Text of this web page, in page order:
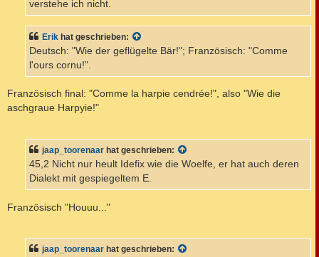
verstehe ich nicht.
Erik hat geschrieben:
Deutsch: "Wie der geflügelte Bär!"; Französisch: "Comme
l'ours cornu!".
Französisch final: "Comme la harpie cendrée!", also "Wie die
aschgraue Harpyie!"
jaap_toorenaar hat geschrieben:
45,2 Nicht nur heult Idefix wie die Woelfe, er hat auch deren
Dialekt mit gespiegeltem E.
Französisch "Houuu..."
jaap_toorenaar hat geschrieben: